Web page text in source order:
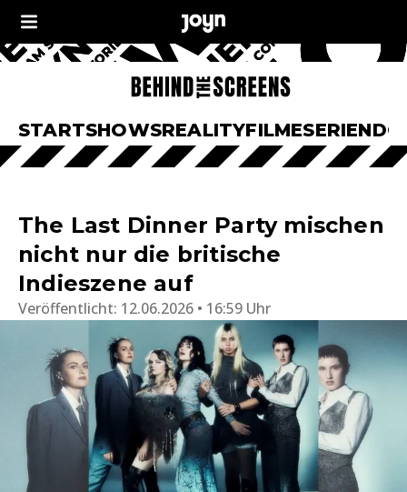
STARTSHOWSREALITYFILMESERIEN
The Last Dinner Party mischen
nicht nur die britische
Indieszene auf
Veröffentlicht: 12.06.2026 • 16:59 Uhr